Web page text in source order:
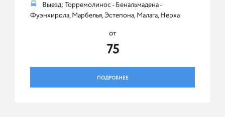
Выезд: Торремолинос - Бенальмадена -
Фуэнхирола, Марбелья, Эстепона, Малага, Нерха
от
75
ПОДРОБНЕЕ